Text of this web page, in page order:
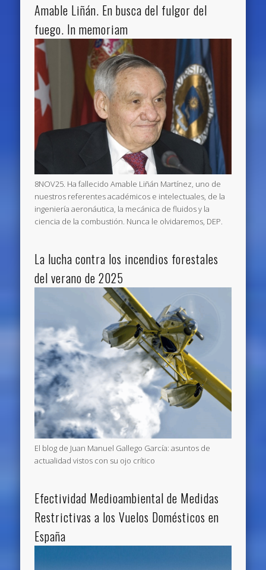
Amable Liñán. En busca del fulgor del
fuego. In memoriam
8NOV25. Ha fallecido Amable Liñán Martínez, uno de
nuestros referentes académicos e intelectuales, de la
ingeniería aeronáutica, la mecánica de fluidos y la
ciencia de la combustión. Nunca le olvidaremos, DEP.
La lucha contra los incendios forestales
del verano de 2025
El blog de Juan Manuel Gallego García: asuntos de
actualidad vistos con su ojo crítico
Efectividad Medioambiental de Medidas
Restrictivas a los Vuelos Domésticos en
España